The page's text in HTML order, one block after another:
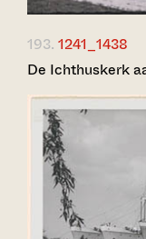
193. 1241_1438
De Ichthuskerk